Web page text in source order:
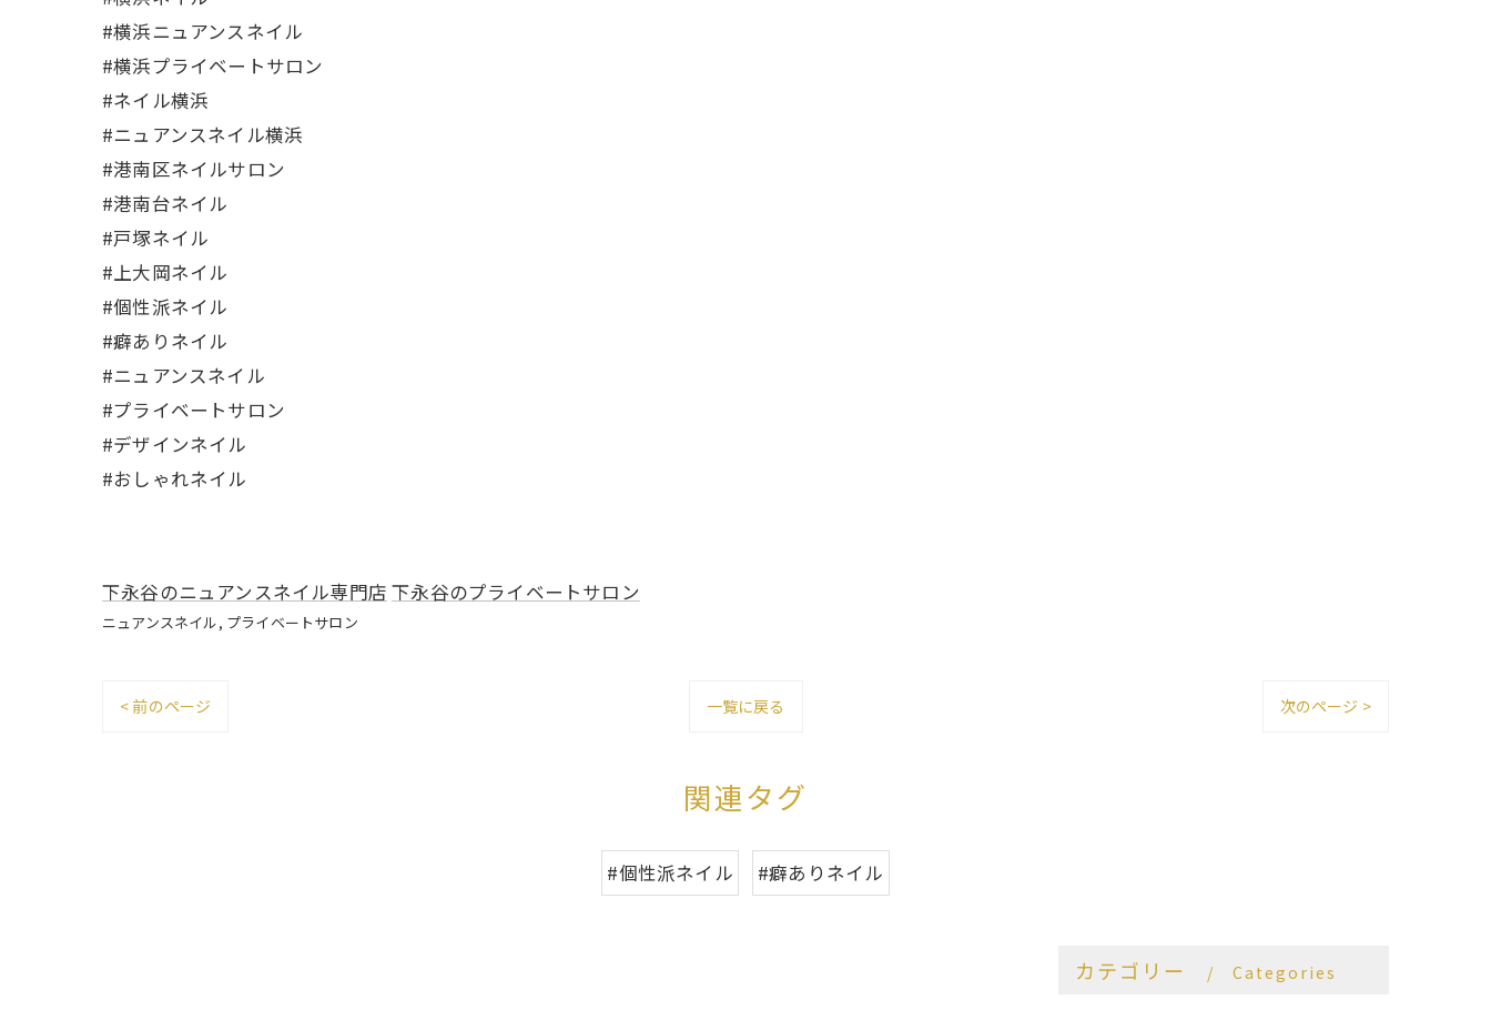
#横浜ニュアンスネイル
#横浜プライベートサロン
#ネイル横浜
#ニュアンスネイル横浜
#港南区ネイルサロン
#港南台ネイル
#戸塚ネイル
#上大岡ネイル
#個性派ネイル
#癖ありネイル
#ニュアンスネイル
#プライベートサロン
#デザインネイル
#おしゃれネイル
下永谷のニュアンスネイル専門店 下永谷のプライベートサロン
ニュアンスネイル プライベートサロン
< 前のページ 一覧に戻る 次のページ >
関連タグ
#個性派ネイル #癖ありネイル
カテゴリー Categories